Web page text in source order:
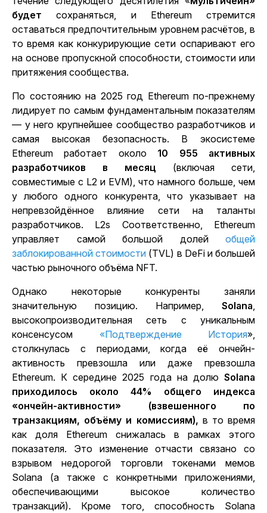
будет сохраняться, и Ethereum стремится
оставаться предпочтительным уровнем расчётов, в
то время как конкурирующие сети оспаривают его
на основе пропускной способности, стоимости или
притяжения сообщества.
По состоянию на 2025 год Ethereum по-прежнему
лидирует по самым фундаментальным показателям
— у него крупнейшее сообщество разработчиков и
самая высокая безопасность. В экосистеме
Ethereum работает около 10 955 активных
разработчиков в месяц (включая сети,
совместимые с L2 и EVM), что намного больше, чем
у любого одного конкурента, что указывает на
непревзойдённое влияние сети на таланты
разработчиков. L2s Соответственно, Ethereum
управляет самой большой долей общей
заблокированной стоимости (TVL) в DeFi и большей
частью рыночного объёма NFT.
Однако некоторые конкуренты заняли
значительную позицию. Например, Solana,
высокопроизводительная сеть с уникальным
консенсусом «Подтверждение История»,
столкнулась с периодами, когда её ончейн-
активность превзошла или даже превзошла
Ethereum. К середине 2025 года на долюSolana
приходилось около 44% общего индекса
«ончейн-активности» (взвешенного по
транзакциям, объёму и комиссиям), в то время
как доля Ethereum снижалась в рамках этого
показателя. Это изменение отчасти связано со
взрывом недорогой торговли токенами мемов
Solana (а также с конкретными приложениями,
обеспечивающими высокое количество
транзакций). Кроме того, способность Solana